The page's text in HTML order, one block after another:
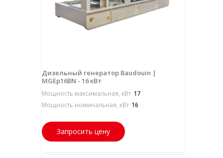
Дизельный генератор Baudouin |
MGEp16BN - 16 кВт
Мощность максимальная, кВт 17
Мощность номинальная, кВт 16
Запросить цену